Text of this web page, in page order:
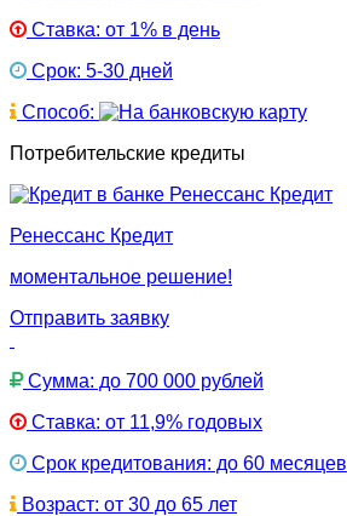
Ставка: от 1% в день
Срок: 5-30 дней
Способ:
Потребительские кредиты
Ренессанс Кредит
моментальное решение!
Отправить заявку
Сумма: до 700 000 рублей
Ставка: от 11,9% годовых
Срок кредитования: до 60 месяцев
Возраст: от 30 до 65 лет